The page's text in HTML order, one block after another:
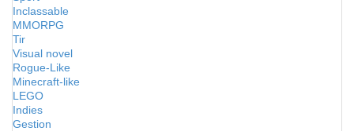
Inclassable
MMORPG
Tir
Visual novel
Rogue-Like
Minecraft-like
LEGO
Indies
Gestion